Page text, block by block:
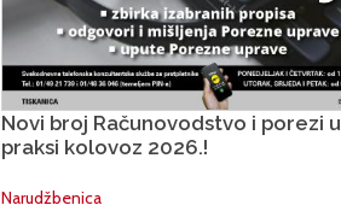
Novi broj Računovodstvo i porezi u
praksi kolovoz 2026.!
Narudžbenica